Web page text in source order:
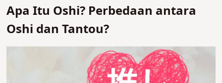
Apa Itu Oshi? Perbedaan antara
Oshi dan Tantou?